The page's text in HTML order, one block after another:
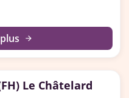
arrow_forward
Le Châtelard